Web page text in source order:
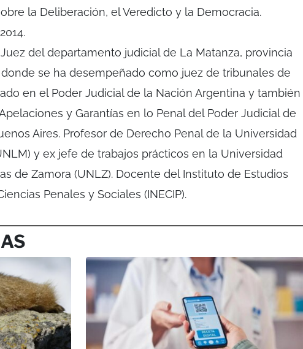
la Deliberación, el Veredicto y la Democracia.
del departamento judicial de La Matanza, provincia
se ha desempeñado como juez de tribunales de
en el Poder Judicial de la Nación Argentina y también
y Garantías en lo Penal del Poder Judicial de
Aires. Profesor de Derecho Penal de la Universidad
y ex jefe de trabajos prácticos en la Universidad
de Zamora (UNLZ). Docente del Instituto de Estudios
Penales y Sociales (INECIP).